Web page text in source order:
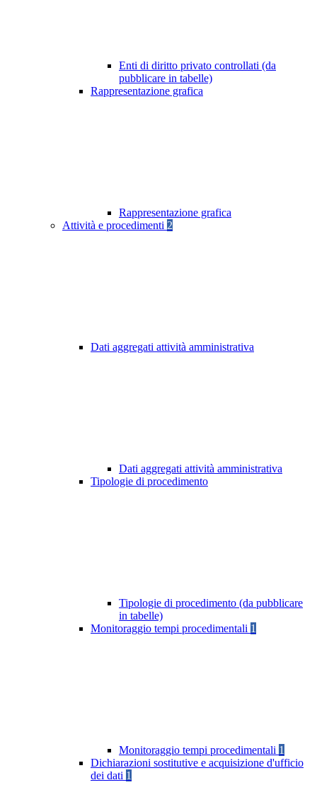
Enti di diritto privato controllati (da
pubblicare in tabelle)
Rappresentazione grafica
Rappresentazione grafica
Attività e procedimenti 2
Dati aggregati attività amministrativa
Dati aggregati attività amministrativa
Tipologie di procedimento
Tipologie di procedimento (da pubblicare
in tabelle)
Monitoraggio tempi procedimentali 1
Monitoraggio tempi procedimentali 1
Dichiarazioni sostitutive e acquisizione d'ufficio
dei dati 1